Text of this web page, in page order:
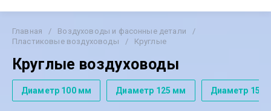
Главная / Воздуховоды и фасонные детали
/
Пластиковые воздуховоды
/ Круглые
Круглые воздуховоды
Диаметр 100 мм Диаметр 125 мм Диаметр 150